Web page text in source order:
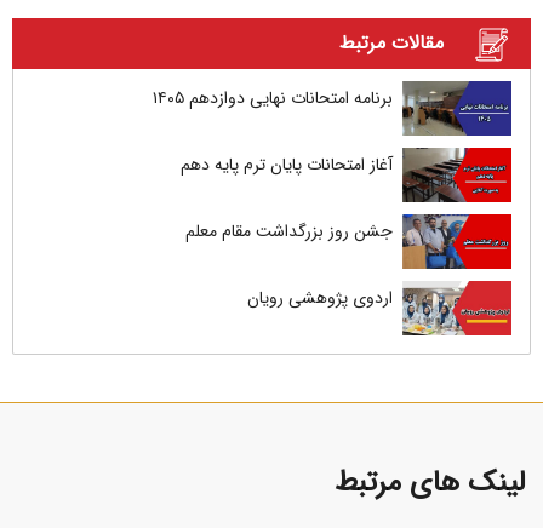
مقالات مرتبط
برنامه امتحانات نهایی دوازدهم ۱۴۰۵
آغاز امتحانات پایان ترم پایه دهم
جشن روز بزرگداشت مقام معلم
اردوی پژوهشی رویان
لینک های مرتبط